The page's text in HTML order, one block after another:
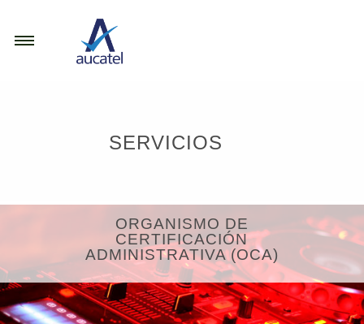
SERVICIOS
PORTFOLIO
SERVICIOS
ORGANISMO DE
CERTIFICACIÓN
ADMINISTRATIVA (OCA)